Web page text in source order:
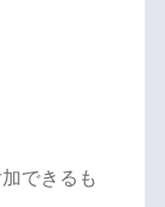
できるも